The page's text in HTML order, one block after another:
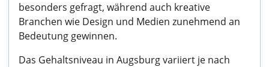
besonders gefragt, während auch kreative
Branchen wie Design und Medien zunehmend an
Bedeutung gewinnen.
Das Gehaltsniveau in Augsburg variiert je nach